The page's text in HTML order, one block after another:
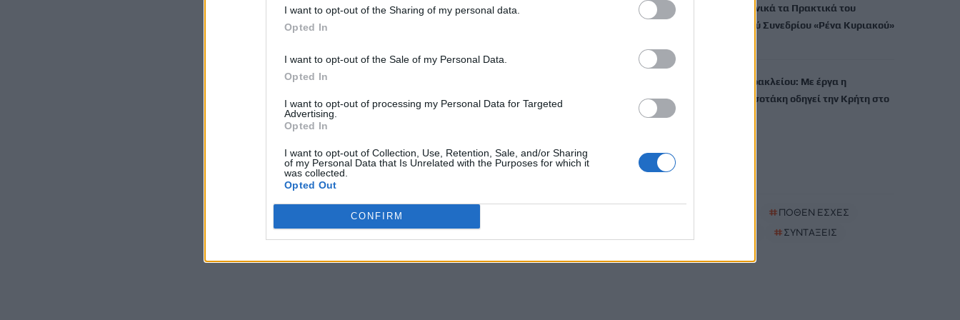
I want to opt-out of the Sharing of my personal data.
Opted In
I want to opt-out of the Sale of my Personal Data.
Opted In
I want to opt-out of processing my Personal Data for Targeted
Advertising.
Opted In
I want to opt-out of Collection, Use, Retention, Sale, and/or Sharing
of my Personal Data that Is Unrelated with the Purposes for which it
was collected.
Opted Out
CONFIRM
εκδίδει ηλεκτρονικά τα Πρακτικά του
Διεπιστημονικού Συνεδρίου «Ρένα Κυριακού»
ΔΕΕΠ (ΝΟΔΕ) Ηρακλείου: Με έργα η
κυβέρνηση Μητσοτάκη οδηγεί την Κρήτη στο
#ΠΟΘΕΝ ΕΣΧΕΣ
#ΣΥΝΤΑΞΕΙΣ